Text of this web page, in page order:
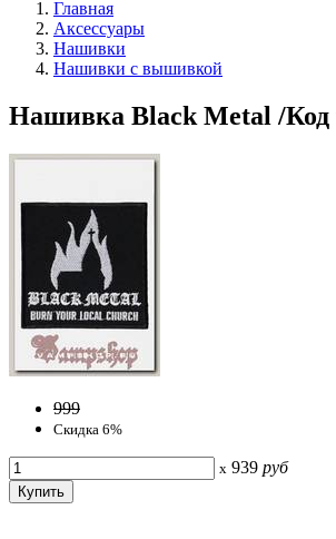
Главная
Аксессуары
Нашивки
Нашивки с вышивкой
Нашивка Black Metal /Код
999
Скидка 6%
x 939 руб